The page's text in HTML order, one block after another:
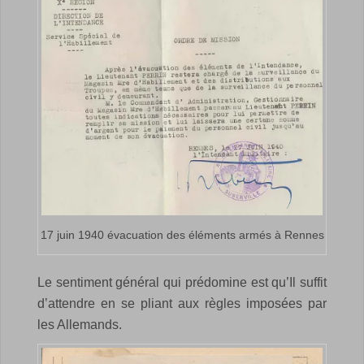
17 juin 1940 évacuation des éléments armés à Rennes
Le sentiment général qui prédomine est qu’Il suffit
d’attendre en se pliant aux règles imposées par
les Allemands.